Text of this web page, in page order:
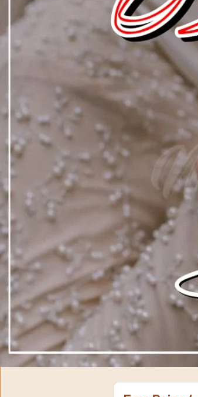
اور گھر اس لڑکی کے چہرے کی روشنی سے بھر گیا
Agar aap ko hamari free novels pasand